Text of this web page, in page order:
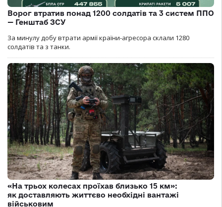
Ворог втратив понад 1200 солдатів та 3 систем ППО
— Генштаб ЗСУ
За минулу добу втрати армії країни-агресора склали 1280
солдатів та з танки.
«На трьох колесах проїхав близько 15 км»:
як доставляють життєво необхідні вантажі
військовим